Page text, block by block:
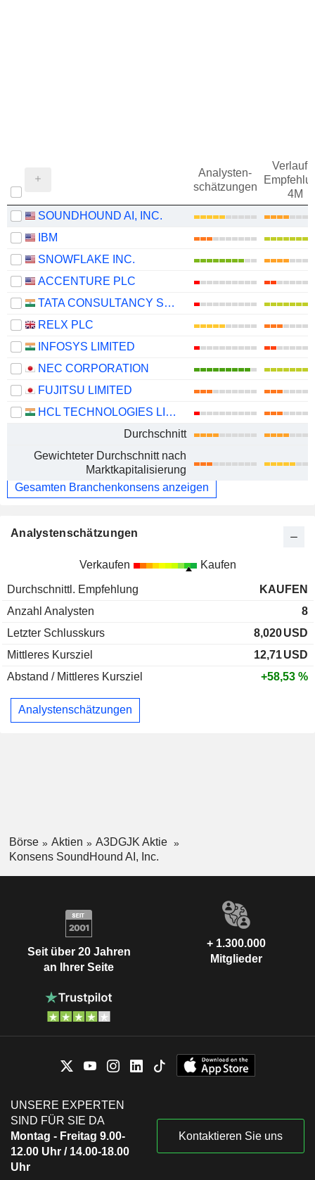
Analysten-
schätzungen
Verlauf
4M
SOUNDHOUND AI, INC.
IBM
SNOWFLAKE INC.
ACCENTURE PLC
TATA CONSULTANCY SERVICES LTD.
RELX PLC
INFOSYS LIMITED
NEC CORPORATION
FUJITSU LIMITED
HCL TECHNOLOGIES LIMITED
Durchschnitt
Gewichteter Durchschnitt nach
Marktkapitalisierung
Gesamten Branchenkonsens anzeigen
Analystenschätzungen
Verkaufen Kaufen
Durchschnittl. Empfehlung
KAUFEN
Anzahl Analysten
8
Letzter Schlusskurs
8,020USD
Mittleres Kursziel
12,71USD
Abstand / Mittleres Kursziel
+58,53 %
Analystenschätzungen
Börse Aktien
A3DGJK Aktie
Konsens SoundHound AI, Inc.
Seit über 20 Jahren
an Ihrer Seite
+ 1.300.000
Mitglieder
UNSERE EXPERTEN
SIND FÜR SIE DA
Montag - Freitag 9.00-
12.00 Uhr / 14.00-18.00
Uhr
Kontaktieren Sie uns